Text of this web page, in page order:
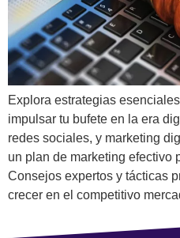
Explora estrategias
impulsar tu bufete en la era
redes sociales, y marketing
un plan de marketing efectivo
Consejos expertos y tácticas
crecer en el competitivo